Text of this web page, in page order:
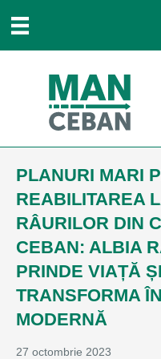
PLANURI MARI
REABILITAREA
RÂURILOR DIN
CEBAN: ALBIA
PRINDE VIAȚĂ
TRANSFORMA
MODERNĂ
27 octombrie 2023